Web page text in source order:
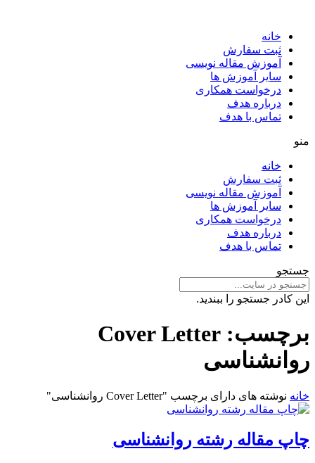
خانه
ثبت سفارش
آموزش مقاله نویسی
سایر آموزش ها
درخواست همکاری
درباره هدف
تماس با هدف
منو
خانه
ثبت سفارش
آموزش مقاله نویسی
سایر آموزش ها
درخواست همکاری
درباره هدف
تماس با هدف
جستجو
این کادر جستجو را ببندید.
برچسب: Cover Letter
روانشناسی
خانه نوشته های دارای برچسب "Cover Letter روانشناسی"
چاپ مقاله رشته روانشناسی